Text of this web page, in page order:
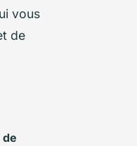
vous
de